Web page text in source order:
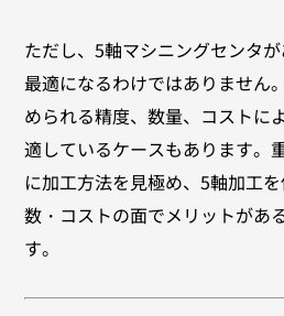
ただし、5軸マシニングセンタ
最適になるわけではありません
められる精度、数量、コストに
適しているケースもあります。
に加工方法を見極め、5軸加工
数・コストの面でメリットがあ
す。